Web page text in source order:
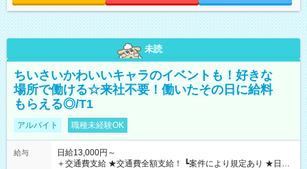
未読
ちいさいかわいいキャラのイベントも！好きな
場所で働ける☆来社不要！働いたその日に給料
もらえる◎/T1
アルバイト 職種未経験OK
給与
日給13,000円～
＋交通費支給 ★交通費全額支給！ ┗案件により規定あり ★日払